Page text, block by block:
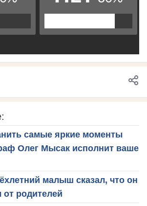
самые яркие моменты
Олег Мысак исполнит ваше
малыш сказал, что он
родителей